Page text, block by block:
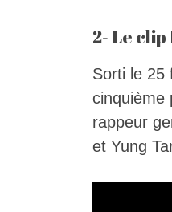
2- Le clip
Sorti le 25
cinquième
rappeur
et Yung